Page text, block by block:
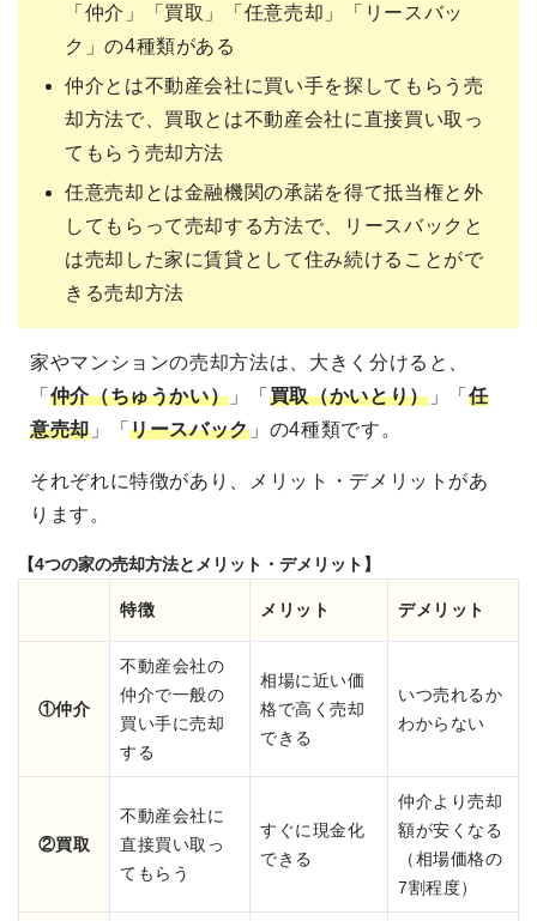
「仲介」「買取」「任意売却」「リースバッ
ク」の4種類がある
仲介とは不動産会社に買い手を探してもらう売
却方法で、買取とは不動産会社に直接買い取っ
てもらう売却方法
任意売却とは金融機関の承諾を得て抵当権と外
してもらって売却する方法で、リースバックと
は売却した家に賃貸として住み続けることがで
きる売却方法
家やマンションの売却方法は、大きく分けると、
「 仲介（ちゅうかい） 」「 買取（かいとり）」「任
意売却」「リースバック 」の4種類です。
それぞれに特徴があり、メリット・デメリットがあ
ります。
【4つの家の売却方法とメリット・デメリット】
特徴 メリット デメリット
①仲介
不動産会社の
仲介で一般の
買い手に売却
する
相場に近い価
格で高く売却
できる
いつ売れるか
わからない
②買取
不動産会社に
直接買い取っ
てもらう
すぐに現金化
できる
仲介より売却
額が安くなる
（相場価格の
7割程度）